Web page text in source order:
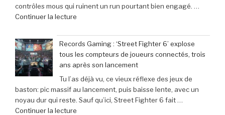
cibles
sur
les
films
parodiés
de
Get
Out
contrôles mous qui ruinent un run pourtant bien engagé. …
Continuer la lecture
aventuriers
du
jeu
mobile
adoptent
la
Retroid
Records Gaming : ‘Street Fighter 6’ explose
tous les compteurs de joueurs connectés, trois
ans après son lancement
Tu l’as déjà vu, ce vieux réflexe des jeux de
baston: pic massif au lancement, puis baisse lente, avec un
noyau dur qui reste. Sauf qu’ici, Street Fighter 6 fait …
Continuer la lecture